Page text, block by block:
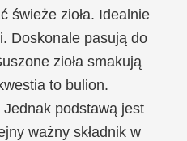
świeże zioła. Idealnie
Doskonale pasują do
zioła smakują
to bulion.
podstawą jest
ważny składnik w